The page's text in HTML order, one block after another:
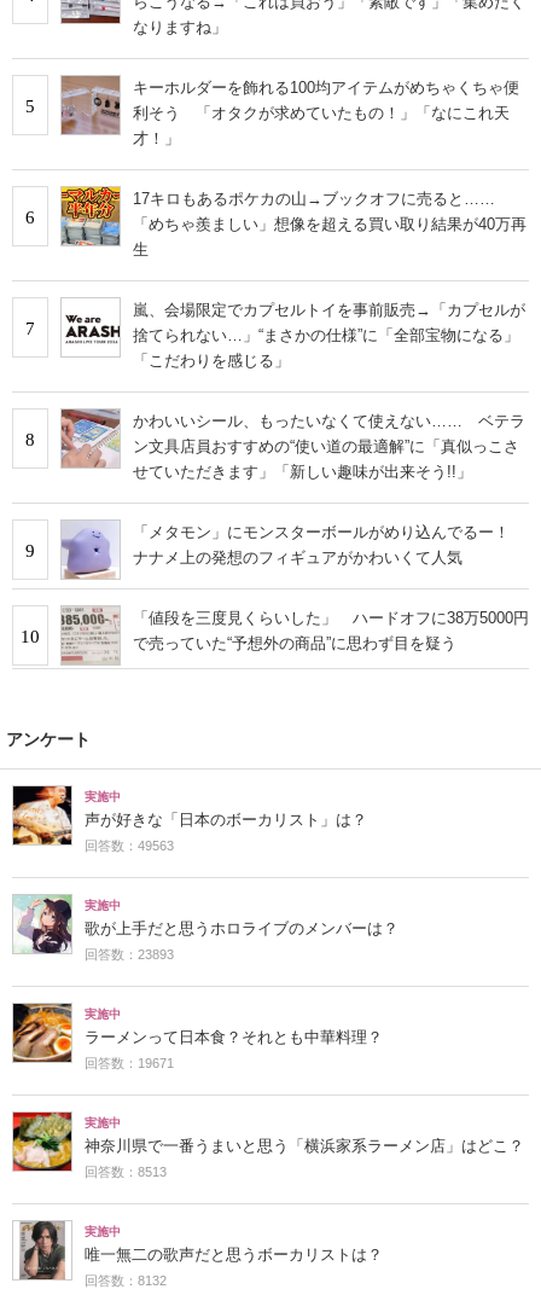
なりますね」
5
キーホルダーを飾れる100均アイテムがめちゃくちゃ便
利そう 「オタクが求めていたもの！」「なにこれ天
才！」
6
17キロもあるポケカの山→ブックオフに売ると……
「めちゃ羨ましい」想像を超える買い取り結果が40万再
生
7
嵐、会場限定でカプセルトイを事前販売→「カプセルが
捨てられない…」“まさかの仕様”に「全部宝物になる」
「こだわりを感じる」
8
かわいいシール、もったいなくて使えない…… ベテラ
ン文具店員おすすめの“使い道の最適解”に「真似っこさ
せていただきます」「新しい趣味が出来そう!!」
9
「メタモン」にモンスターボールがめり込んでるー！
ナナメ上の発想のフィギュアがかわいくて人気
10
「値段を三度見くらいした」 ハードオフに38万5000円
で売っていた“予想外の商品”に思わず目を疑う
アンケート
実施中
声が好きな「日本のボーカリスト」は？
回答数：49563
実施中
歌が上手だと思うホロライブのメンバーは？
回答数：23893
実施中
ラーメンって日本食？それとも中華料理？
回答数：19671
実施中
神奈川県で一番うまいと思う「横浜家系ラーメン店」はどこ？
回答数：8513
実施中
唯一無二の歌声だと思うボーカリストは？
回答数：8132